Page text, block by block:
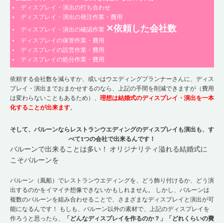
ディスプレイ・演出の打ち合わせ
ディスプレイ・演出の発注作業・費用
ディスプレイ・演出の確認作業 ✕依頼した会社数
ディスプレイの保管作業・費用
ディスプレイの設営作業・費用
ディスプレイの処分作業・費用
依頼する会社数を減らすか、或いはウエディングプランナーさんに、ディス
プレイ・演出までおまかせするのなら、上記の手間を削減できますが（費用
は変わらないこともあるため）、 理想は結婚式のディスプレイ・演出を一本
化することが出来ます。
そして、バルーンならレストランウエディングのディスプレイも演出も、す
べて1つの会社で出来るんです！
バルーンで出来ることは多い！ オリジナリティ溢れる結婚式に
こそバルーンを
バルーン（風船）でレストランウエディングを、どう飾り付けるか、どう演
出するのかをイマイチ想像できないかもしれません。 しかし、バルーンは
複数のバルーンを組み合わせることで、さまざまなディスプレイと演出が可
能になるんです！ もしも、バルーン以外の素材で、上記のディスプレイを
作ろうと思ったら、
「どんなディスプレイを作るのか？」「どれくらいの費